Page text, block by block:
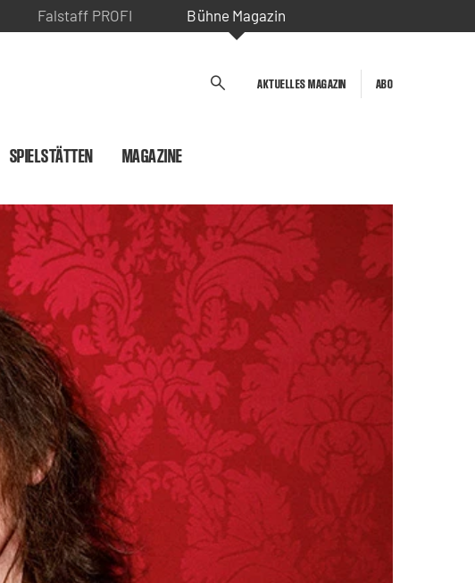
Falstaff PROFI Bühne Magazin
AKTUELLES MAGAZIN ABO
SPIELSTÄTTEN MAGAZINE